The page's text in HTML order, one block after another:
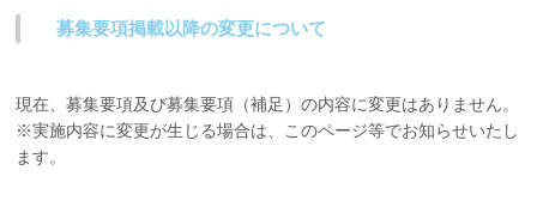
募集要項掲載以降の変更について
現在、募集要項及び募集要項（補足）の内容に変更はありません。
※実施内容に変更が生じる場合は、このページ等でお知らせいたし
ます。